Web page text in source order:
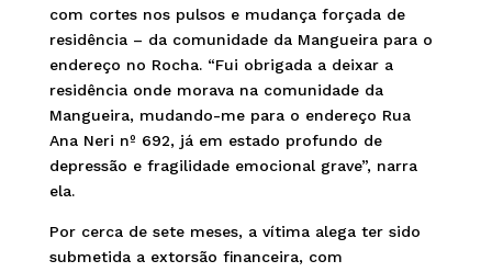
com cortes nos pulsos e mudança forçada de
residência – da comunidade da Mangueira para o
endereço no Rocha. “Fui obrigada a deixar a
residência onde morava na comunidade da
Mangueira, mudando-me para o endereço Rua
Ana Neri nº 692, já em estado profundo de
depressão e fragilidade emocional grave”, narra
ela.
Por cerca de sete meses, a vítima alega ter sido
submetida a extorsão financeira, com